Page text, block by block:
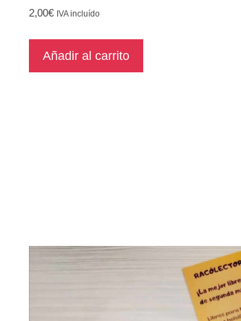
2,00€ IVA incluído
Añadir al carrito